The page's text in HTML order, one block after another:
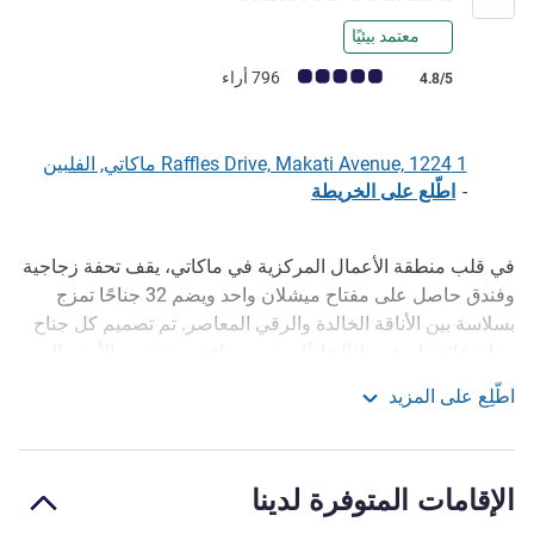
معتمد بيئيًا
ملاحظة أراء العملاء (رأي ALL)
4.8/5 796 أراء
1 Raffles Drive, Makati Avenue, 1224 ماكاتي, الفلبين
- اطّلع على الخريطة
الوصف
في قلب منطقة الأعمال المركزية في ماكاتي، يقف تحفة زجاجية
وفندق حاصل على مفتاح ميشلان واحد ويضم 32 جناحًا تمزج
بسلاسة بين الأناقة الخالدة والرقي المعاصر. تم تصميم كل جناح
السقف تؤطر مناظر خلابة لمدينة ماكاتي. بالنسبة لأولئك الذين
يقيمون لفترة أطول في مانيلا، يعتبر رافلز ريزيدنسز ماكاتي
A 5-star luxury all-suite hotel in Makati City's central
اطّلِع على المزيد
الإقامات المتوفرة لدينا